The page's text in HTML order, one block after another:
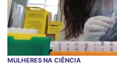
MULHERES NA CIÊNCIA